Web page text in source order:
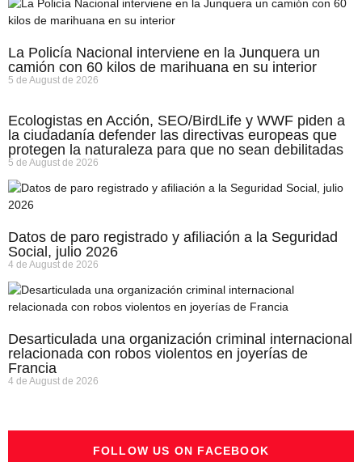
La Policía Nacional interviene en la Junquera un
camión con 60 kilos de marihuana en su interior
5 de August de 2026
Ecologistas en Acción, SEO/BirdLife y WWF piden a
la ciudadanía defender las directivas europeas que
protegen la naturaleza para que no sean debilitadas
5 de August de 2026
Datos de paro registrado y afiliación a la Seguridad
Social, julio 2026
4 de August de 2026
Desarticulada una organización criminal internacional
relacionada con robos violentos en joyerías de
Francia
4 de August de 2026
FOLLOW US ON FACEBOOK